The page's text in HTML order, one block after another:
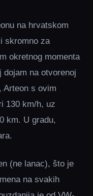
na hrvatskom
skromno za
okretnog momenta
dojam na otvorenoj
Arteon s ovim
130 km/h, uz
km. U gradu,
(ne lanac), što je
na svakih